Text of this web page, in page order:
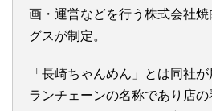
画・運営などを行う株式会社
グスが制定。
「長崎ちゃんめん」とは同社
ランチェーンの名称であり店の